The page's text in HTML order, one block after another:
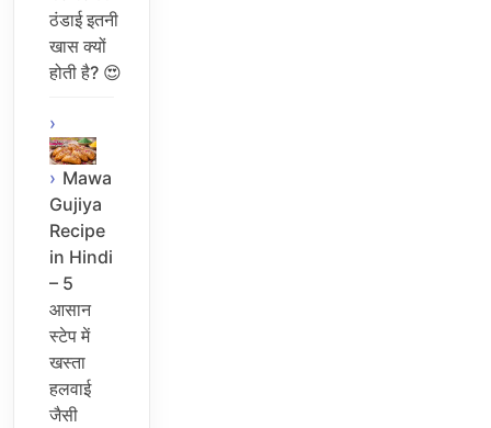
ठंडाई इतनी
खास क्यों
होती है? 😍
Mawa
Gujiya
Recipe
in Hindi
– 5
आसान
स्टेप में
खस्ता
हलवाई
जैसी